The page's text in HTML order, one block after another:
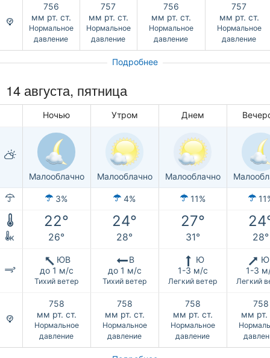
756
мм рт. ст.
Нормальное
давление
757
мм рт. ст.
Нормальное
давление
756
мм рт. ст.
Нормальное
давление
757
мм рт. ст.
Нормальное
давление
Подробнее
14 августа, пятница
Ночью Утром Днем
Малооблачно Малооблачно Малооблачно
3% 4% 11%
22° 24° 27°
к 26° 28° 31° 28°
ЮВ
до 1 м/с
Тихий ветер
В
до 1 м/с
Тихий ветер
Ю
1-3 м/с
Легкий ветер
1-3
Легкий
758
мм рт. ст.
Нормальное
давление
758
мм рт. ст.
Нормальное
давление
758
мм рт. ст.
Нормальное
давление
758
мм рт.